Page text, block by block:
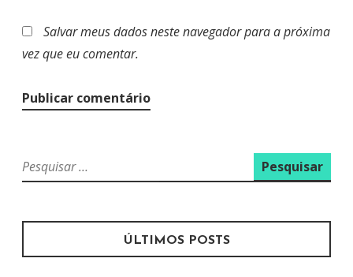
Salvar meus dados neste navegador para a próxima
vez que eu comentar.
P
e
q
i
ÚLTIMOS POSTS